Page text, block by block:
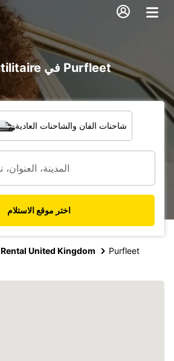
تأجير voiture و utilitaire في Purfleet
شاحنات الفان والشاحنات العادية
اختر موقع الاستلام
United Kingdom Purfleet